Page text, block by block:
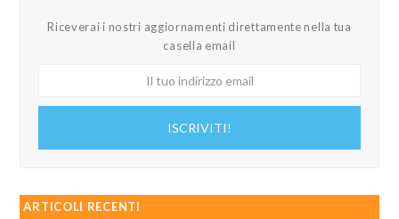
Riceverai i nostri aggiornamenti direttamente nella tua
casella email
ISCRIVITI!
ARTICOLI RECENTI